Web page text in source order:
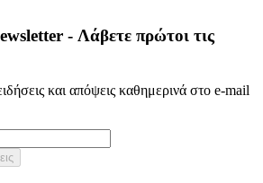
- Λάβετε πρώτοι τις
και απόψεις καθημερινά στο e-mail